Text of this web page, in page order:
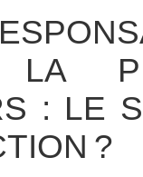
LA
: LE
?